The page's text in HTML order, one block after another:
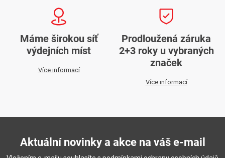
Máme širokou síť
výdejních míst
Více informací
Prodloužená záruka
2+3 roky u vybraných
značek
Více informací
Aktuální novinky a akce na váš e-mail